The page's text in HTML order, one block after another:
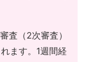
査（2次審査）
ます。1週間経